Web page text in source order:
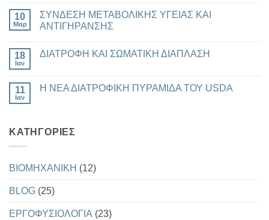
ΑΠΩΛΕΙΑ
ΛΙΠΟΥΣ
σχόλια
στο
ΝΕΕΣ
AMERICAN
ΔΕΙΚΤΗΣ
Ω3
10
Μαρ
ΣΥΝΔΕΣΗ ΜΕΤΑΒΟΛΙΚΗΣ ΥΓΕΙΑΣ ΚΑΙ
ΑΝΤΙΓΗΡΑΝΣΗΣ
σχόλια
ΥΓΕΙΑΣ
ΚΑΙ
18
Ιαν
ΔΙΑΤΡΟΦΗ ΚΑΙ ΣΩΜΑΤΙΚΗ ΔΙΑΠΛΑΣΗ
στο
11
Ιαν
Η ΝΕΑ ΔΙΑΤΡΟΦΙΚΗ ΠΥΡΑΜΙΔΑ ΤΟΥ USDA
Η
USDA
KΑΤΗΓΟΡΊΕΣ
BIOMHXANIKH (12)
BLOG (25)
EΡΓΟΦΥΣΙΟΛΟΓΙΑ (23)